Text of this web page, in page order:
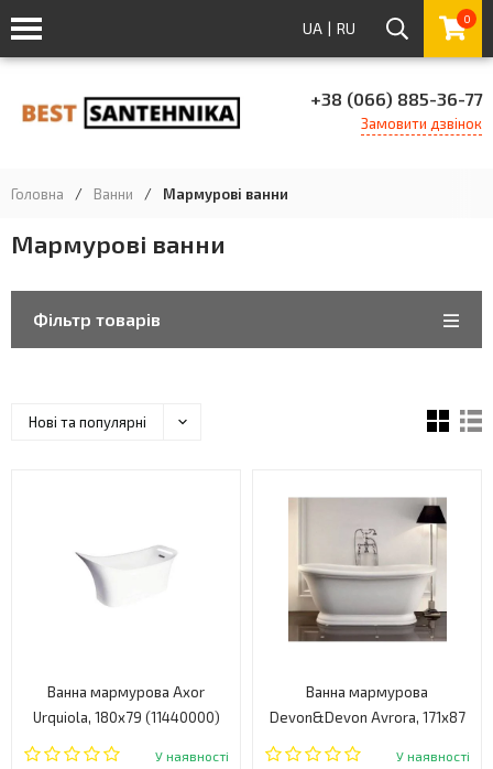
UA | RU 0
+38 (066) 885-36-77
Замовити дзвінок
Головна / Ванни / Мармурові ванни
Мармурові ванни
Фільтр товарів
Нові та популярні
Ванна мармурова Axor
Urquiola, 180x79 (11440000)
У наявності
Ванна мармурова
Devon&Devon Avrora, 171х87
(1NAAURORA)
У наявності